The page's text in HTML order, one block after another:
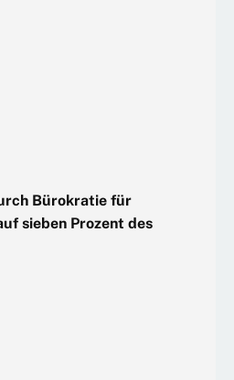
Bürokratie für
sieben Prozent des